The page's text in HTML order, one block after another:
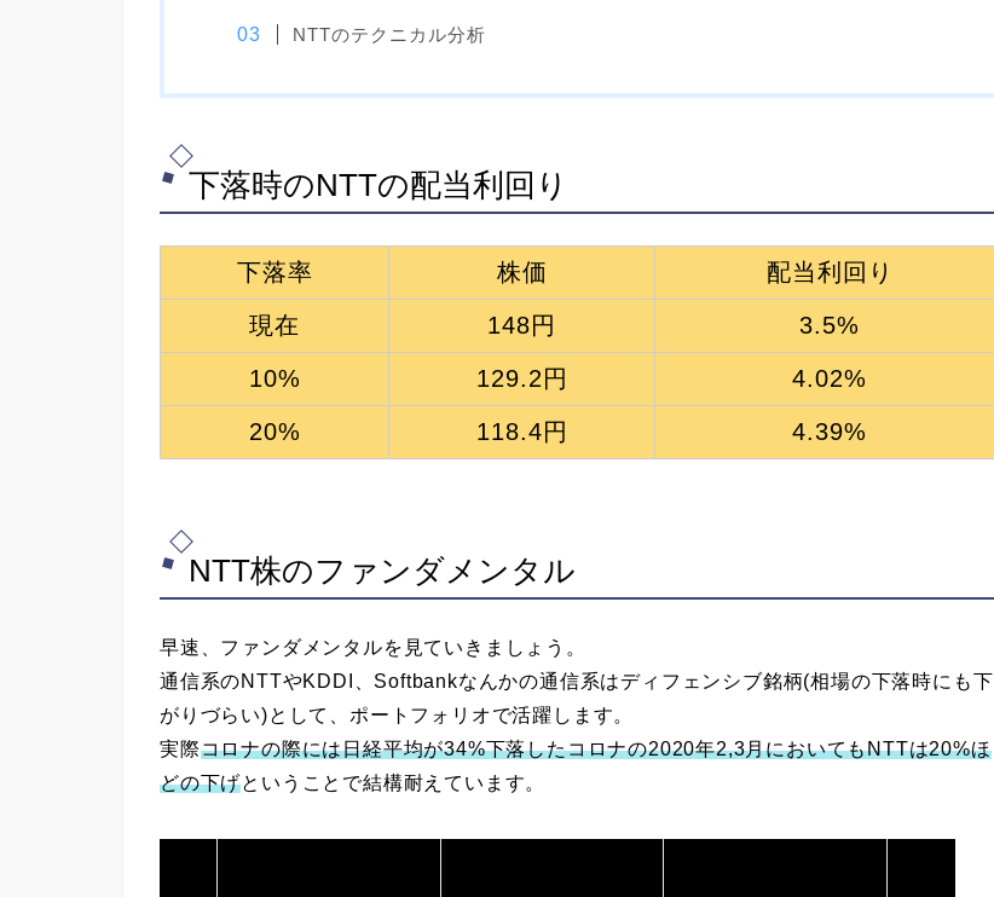
NTTのテクニカル分析
下落時のNTTの配当利回り
下落率 株価
配当利回り
現在
148円
3.5%
10%
129.2円
4.02%
20%
118.4円 4.39%
NTT株のファンダメンタル
早速、ファンダメンタルを見ていきましょう。
通信系のNTTやKDDI、Softbankなんかの通信系はディフェンシブ銘柄(相場の下落時にも下
がりづらい)として、ポートフォリオで活躍します。
実際コロナの際には日経平均が34%下落したコロナの2020年2,3月においてもNTTは20%ほ
どの下げということで結構耐えています。